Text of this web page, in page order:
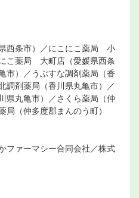
西条市）／にこにこ薬局 小
こ薬局 大町店（愛媛県西条
市）／うぶすな調剤薬局（香
調剤薬局（香川県丸亀市）／
丸亀市）／さくら薬局（仲
局（仲多度郡まんのう町）
ファーマシー合同会社／株式